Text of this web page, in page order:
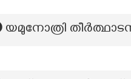
യമുനോത്രി